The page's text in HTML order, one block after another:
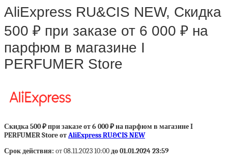
AliExpress RU&CIS NEW, Скидка
500 ₽ при заказе от 6 000 ₽ на
парфюм в магазине I
PERFUMER Store
Скидка 500 ₽ при заказе от 6 000 ₽ на парфюм в магазине I
PERFUMER Store отAliExpress RU&CIS NEW
Срок действия: от 08.11.2023 10:00до 01.01.2024 23:59